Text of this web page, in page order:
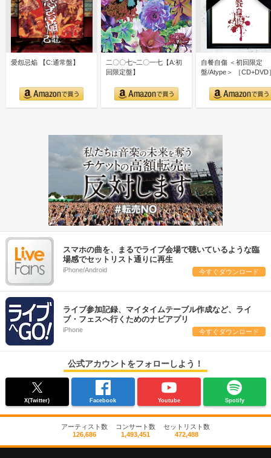
愛怨忌焔 【C:通常盤】
二〇〇七~二〇一七【A:初
回限定盤】
自餐自傷 ＜初回限定
盤/Atype＞ ［CD+DVD
スマホの曲を、まるでライブ会場で聴いているような臨
場感でセットリスト通りに再生
iPhone/Android 今すぐダウンロード
ライブ参加記録、マイタイムテーブル作成など、ライ
ブ・フェスへ行くためのナビアプリ
iPhone 今すぐダウンロード
公式アカウントをフォローしよう！
X(Twitter) Facebook Youtube Spotify
アーティスト数
126,686
コンサート数
1,493,451
セットリスト数
472,488